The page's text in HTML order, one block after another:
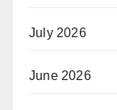
July 2026
June 2026